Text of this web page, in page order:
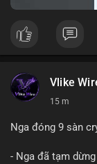
Vlike
15 m
Nga đóng 9 sàn
- Nga đã tạm